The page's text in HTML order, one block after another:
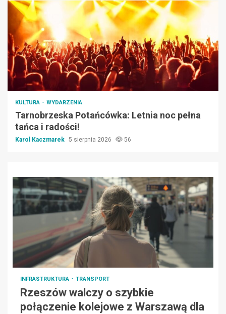
KULTURA WYDARZENIA
Tarnobrzeska Potańcówka: Letnia noc pełna
tańca i radości!
Karol Kaczmarek 5 sierpnia 2026 56
INFRASTRUKTURA TRANSPORT
Rzeszów walczy o szybkie
połączenie kolejowe z Warszawą dla